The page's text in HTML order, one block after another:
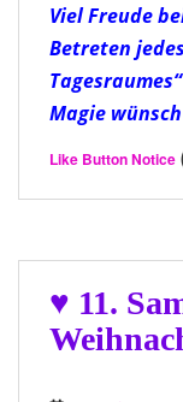
Viel Freude
Betreten
Magie
Like Button Notice
♥ 11.